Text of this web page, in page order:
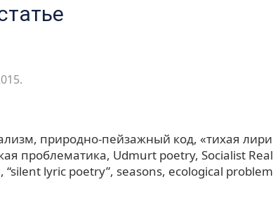
природно-пейзажный код «тихая
проблематика Udmurt poetry Socialist
“silent lyric poetry” seasons ecological